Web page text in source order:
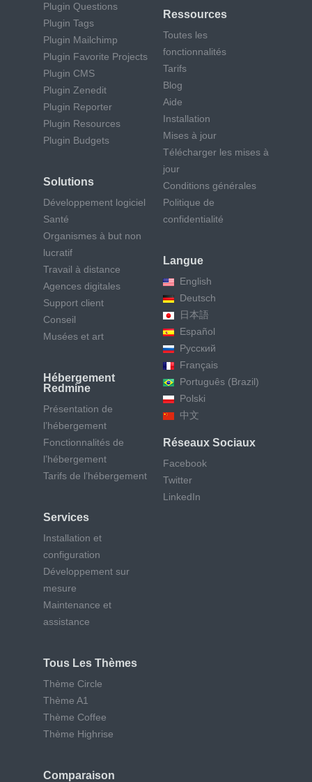
Plugin Questions
Plugin Tags
Plugin Mailchimp
Plugin Favorite Projects
Plugin CMS
Plugin Zenedit
Plugin Reporter
Plugin Resources
Plugin Budgets
Solutions
Développement logiciel
Santé
Organismes à but non
lucratif
Travail à distance
Agences digitales
Support client
Conseil
Musées et art
Hébergement
Redmine
Présentation de
l’hébergement
Fonctionnalités de
l’hébergement
Tarifs de l’hébergement
Services
Installation et
configuration
Développement sur
mesure
Maintenance et
assistance
Tous Les Thèmes
Thème Circle
Thème A1
Thème Coffee
Thème Highrise
Comparaison
Ressources
Toutes les
fonctionnalités
Tarifs
Blog
Aide
Installation
Mises à jour
Télécharger les mises à
jour
Conditions générales
Politique de
confidentialité
Langue
English
Deutsch
日本語
Español
Русский
Français
Português (Brazil)
Polski
中文
Réseaux Sociaux
Facebook
Twitter
LinkedIn